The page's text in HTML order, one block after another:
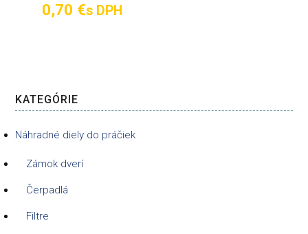
0,70 €s DPH
KATEGÓRIE
Náhradné diely do práčiek
Zámok dverí
Čerpadlá
Filtre